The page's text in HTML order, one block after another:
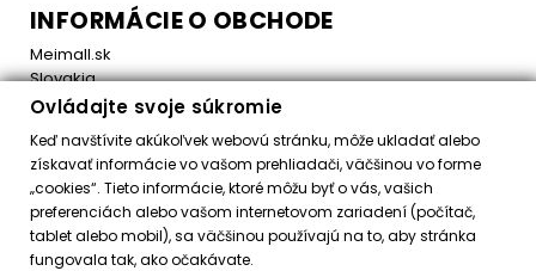
INFORMÁCIE O OBCHODE
Meimall.sk
Slovakia
Email:office@meimall.sk
Control your Privacy
Ovládajte svoje súkromie
Keď navštívite akúkoľvek webovú stránku, môže ukladať alebo
získavať informácie vo vašom prehliadači, väčšinou vo forme
„cookies“. Tieto informácie, ktoré môžu byť o vás, vašich
preferenciách alebo vašom internetovom zariadení (počítač,
tablet alebo mobil), sa väčšinou používajú na to, aby stránka
fungovala tak, ako očakávate.